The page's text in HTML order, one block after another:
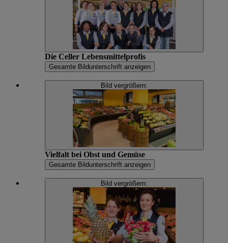
Die Celler Lebensmittelprofis
Gesamte Bildunterschrift anzeigen
Bild vergrößern:
Vielfalt bei Obst und Gemüse
Gesamte Bildunterschrift anzeigen
Bild vergrößern: